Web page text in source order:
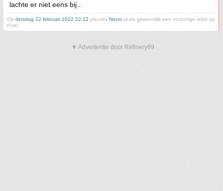
lachte er niet eens bij...
Op dinsdag 22 februari 2022 22:22 pleurde Nizno zoals gewoonlijk een onzinnige tekst op
FOK!
▼ Advertentie door Refinery89